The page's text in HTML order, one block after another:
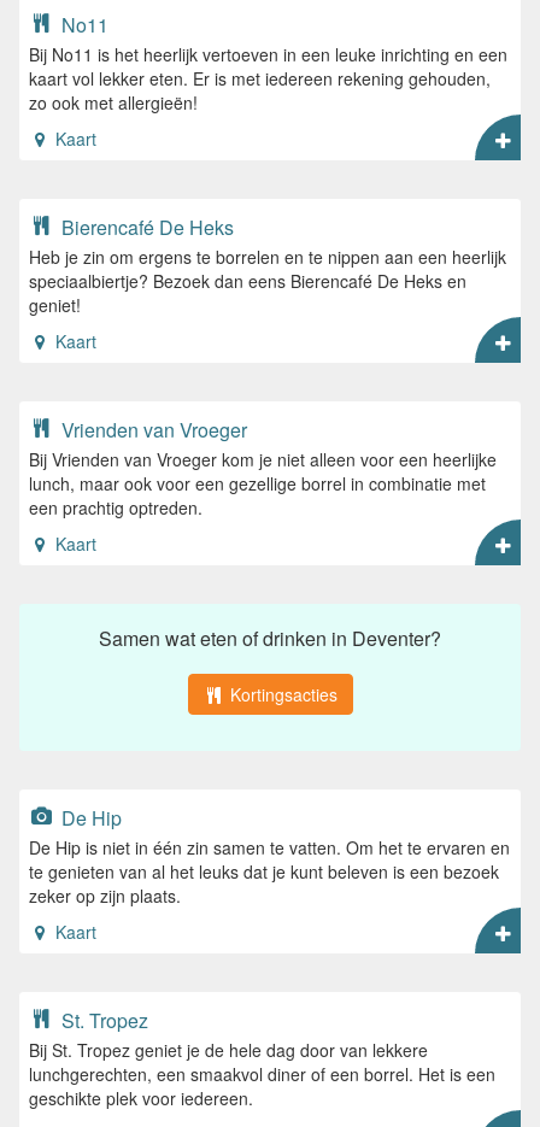
No11
Bij No11 is het heerlijk vertoeven in een leuke inrichting en een
kaart vol lekker eten. Er is met iedereen rekening gehouden,
zo ook met allergieën!
Kaart
Bierencafé De Heks
Heb je zin om ergens te borrelen en te nippen aan een heerlijk
speciaalbiertje? Bezoek dan eens Bierencafé De Heks en
geniet!
Kaart
Vrienden van Vroeger
Bij Vrienden van Vroeger kom je niet alleen voor een heerlijke
lunch, maar ook voor een gezellige borrel in combinatie met
een prachtig optreden.
Kaart
Samen wat eten of drinken in Deventer?
Kortingsacties
De Hip
De Hip is niet in één zin samen te vatten. Om het te ervaren en
te genieten van al het leuks dat je kunt beleven is een bezoek
zeker op zijn plaats.
Kaart
St. Tropez
Bij St. Tropez geniet je de hele dag door van lekkere
lunchgerechten, een smaakvol diner of een borrel. Het is een
geschikte plek voor iedereen.